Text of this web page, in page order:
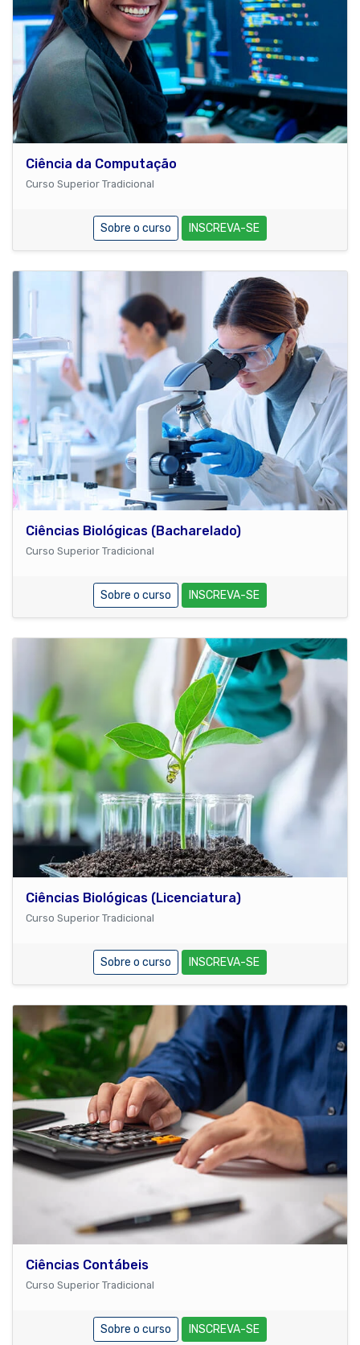
Ciência da Computação
Curso Superior Tradicional
Sobre o curso INSCREVA-SE
Ciências Biológicas (Bacharelado)
Curso Superior Tradicional
Sobre o curso INSCREVA-SE
Ciências Biológicas (Licenciatura)
Curso Superior Tradicional
Sobre o curso INSCREVA-SE
Ciências Contábeis
Curso Superior Tradicional
Sobre o curso INSCREVA-SE